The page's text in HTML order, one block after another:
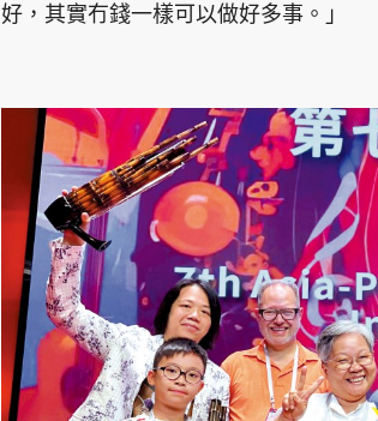
好，其實冇錢一樣可以做好多事。」